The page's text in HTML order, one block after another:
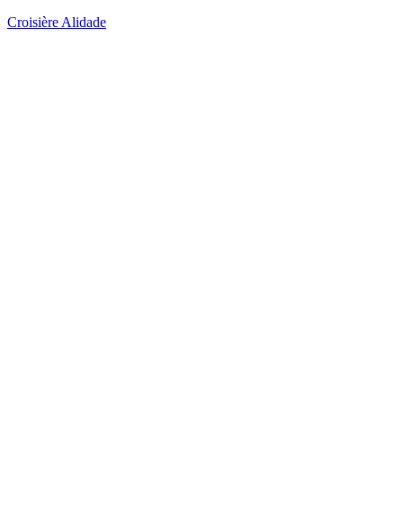
Croisière Alidade